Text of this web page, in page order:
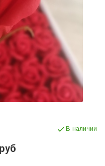
В наличии